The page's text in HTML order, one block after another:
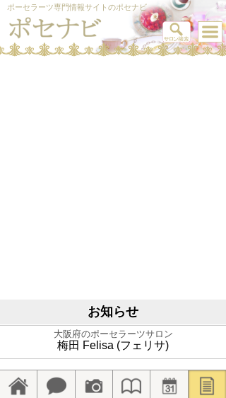
ポーセラーツ専門情報サイトのポセナビ
お知らせ
大阪府のポーセラーツサロン
梅田 Felisa (フェリサ)